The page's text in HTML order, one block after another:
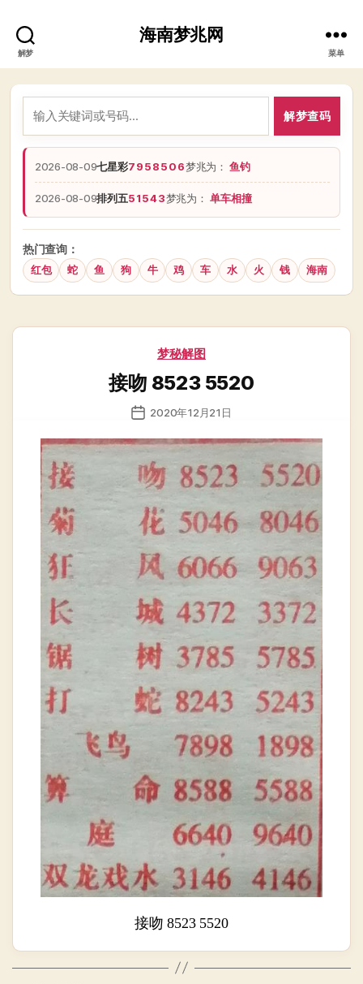
解梦
海南梦兆网
菜单
解梦查码
2026-08-09七星彩7958506梦兆为：鱼钓
2026-08-09排列五51543梦兆为：单车相撞
热门查询：
红包 蛇 鱼 狗 牛 鸡 车 水 火 钱 海南
分
梦秘解图
接吻 8523 5520
发
日
2020年12月21日
接吻 8523 5520